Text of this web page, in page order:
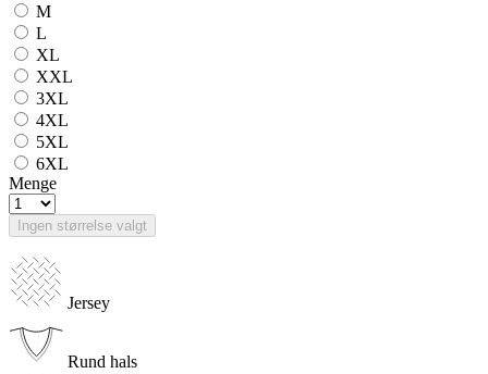
M
L
XL
XXL
3XL
4XL
5XL
6XL
Menge
Ingen størrelse valgt
Jersey
Rund hals